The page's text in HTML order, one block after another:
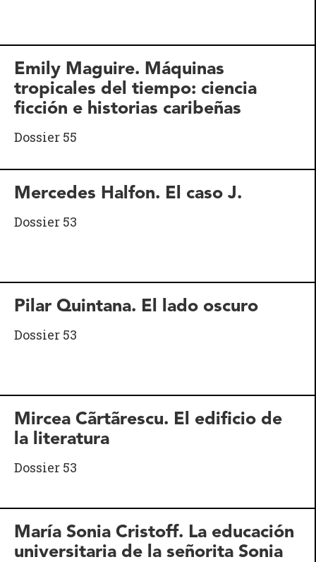
Emily Maguire. Máquinas
tropicales del tiempo: ciencia
ficción e historias caribeñas
Dossier 55
Mercedes Halfon. El caso J.
Dossier 53
Pilar Quintana. El lado oscuro
Dossier 53
Mircea Cãrtãrescu. El edificio de
la literatura
Dossier 53
María Sonia Cristoff. La educación
universitaria de la señorita Sonia